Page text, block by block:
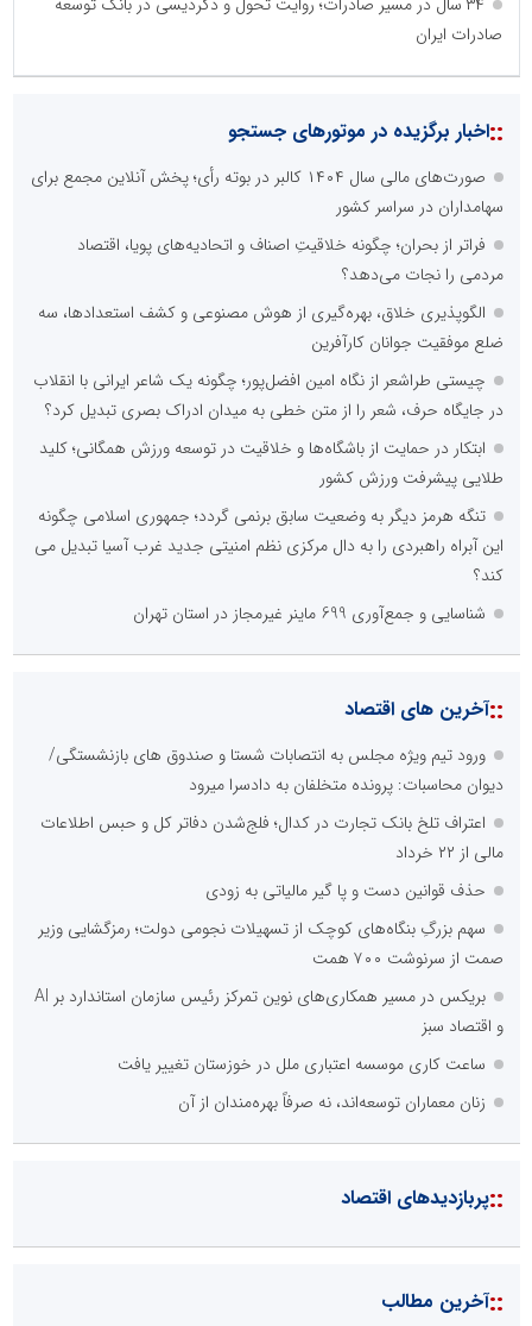
صادرات ایران
::اخبار برگزیده در موتورهای جستجو
صورت‌های مالی سال ۱۴۰۴ کالبر در بوته رأی؛ پخش آنلاین مجمع برای
سهامداران در سراسر کشور
فراتر از بحران؛ چگونه خلاقیتِ اصناف و اتحادیه‌های پویا، اقتصاد
مردمی را نجات می‌دهد؟
الگوپذیری خلاق، بهره‌گیری از هوش مصنوعی و کشف استعدادها، سه
ضلع موفقیت جوانان کارآفرین
چیستی طراشعر از نگاه امین افضل‌پور؛ چگونه یک شاعر ایرانی با انقلاب
در جایگاه حرف، شعر را از متن خطی به میدان ادراک بصری تبدیل کرد؟
ابتکار در حمایت از باشگاه‌ها و خلاقیت در توسعه ورزش همگانی؛ کلید
طلایی پیشرفت ورزش کشور
تنگه هرمز دیگر به وضعیت سابق برنمی گردد؛ جمهوری اسلامی چگونه
این آبراه راهبردی را به دال مرکزی نظم امنیتی جدید غرب آسیا تبدیل می
کند؟
شناسایی و جمع‌آوری 699 ماینر غیرمجاز در استان تهران
::آخرین های اقتصاد
ورود تیم ویژه مجلس به انتصابات شستا و صندوق های بازنشستگی/
دیوان محاسبات: پرونده متخلفان به دادسرا میرود
اعتراف تلخ بانک تجارت در کدال؛ فلج‌شدن دفاتر کل و حبس اطلاعات
مالی از ۲۲ خرداد
حذف قوانین دست و پا گیر مالیاتی به زودی
سهم بزرگِ بنگاه‌های کوچک از تسهیلات نجومی دولت؛ رمزگشایی وزیر
صمت از سرنوشت ۷۰۰ همت
بریکس در مسیر همکاری‌های نوین تمرکز رئیس سازمان استاندارد بر AI
و اقتصاد سبز
ساعت کاری موسسه اعتباری ملل در خوزستان تغییر یافت
زنان معماران توسعه‌اند، نه صرفاً بهره‌مندان از آن
::پربازدیدهای اقتصاد
::آخرین مطالب